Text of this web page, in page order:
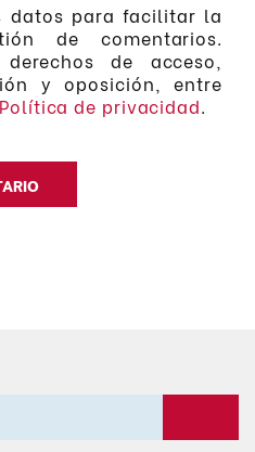
datos para facilitar la
de comentarios.
de acceso,
y oposición, entre
Política de privacidad